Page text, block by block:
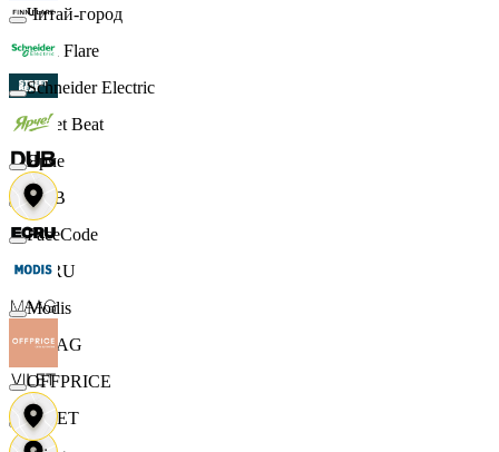
Finn Flare
Street Beat
DUB
ECRU
MAAG
VILET
Читай-город
Schneider Electric
Ярче
FaceCode
Modis
OFFPRICE